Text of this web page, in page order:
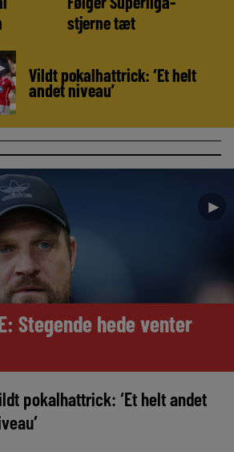
stjerne tæt
Vildt pokalhattrick: ‘Et helt
andet niveau’
►
Stegende hede venter
pokalhattrick: ‘Et helt andet